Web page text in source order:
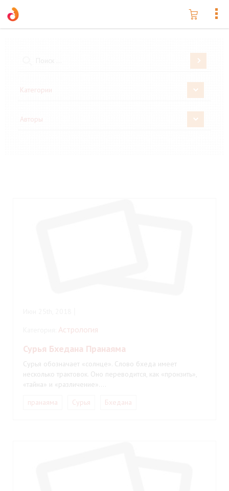
Астрология
Сурья Бхедана Пранаяма
Сурья обозначает «солнце». Слово бхеда имеет
несколько трактовок. Оно переводится, как «пронзить»,
«тайна» и «различение».…
пранаяма
Сурья Бхедана